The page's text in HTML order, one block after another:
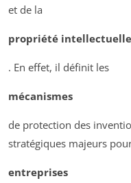
et de la
propriété intellectuelle
. En effet, il définit les
mécanismes
de protection des
stratégiques majeurs
entreprises